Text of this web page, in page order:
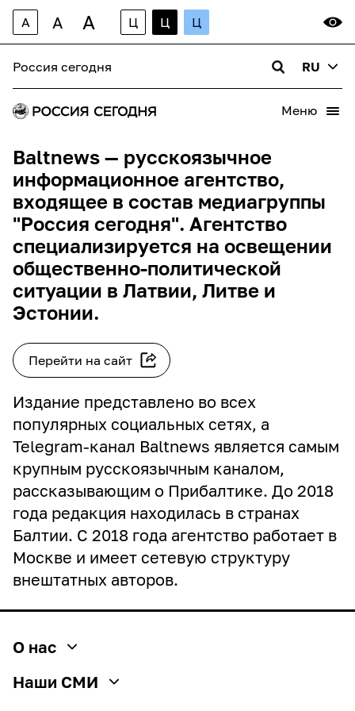
A A A Ц Ц Ц
Россия сегодня RU
Меню
Baltnews — русскоязычное
информационное агентство,
входящее в состав медиагруппы
"Россия сегодня". Агентство
специализируется на освещении
общественно-политической
ситуации в Латвии, Литве и
Эстонии.
Перейти на сайт
Издание представлено во всех
популярных социальных сетях, а
Telegram-канал Baltnews является самым
крупным русскоязычным каналом,
рассказывающим о Прибалтике. До 2018
года редакция находилась в странах
Балтии. С 2018 года агентство работает в
Москве и имеет сетевую структуру
внештатных авторов.
О нас
О медиагруппе
Наши СМИ